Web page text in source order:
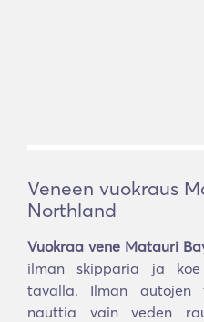
Veneen vuokraus
Northland
Vuokraa vene Matauri
ilman skipparia ja koe
tavalla. Ilman
nauttia vain veden